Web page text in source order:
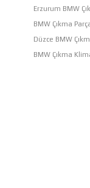
Erzurum BMW
BMW Çıkma
Düzce BMW
BMW Çıkma